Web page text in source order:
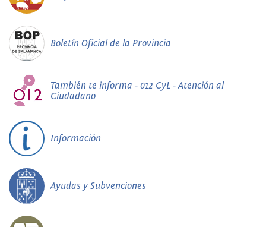
Boletín Oficial de la Provincia
También te informa - 012 CyL - Atención al
Ciudadano
Información
Ayudas y Subvenciones